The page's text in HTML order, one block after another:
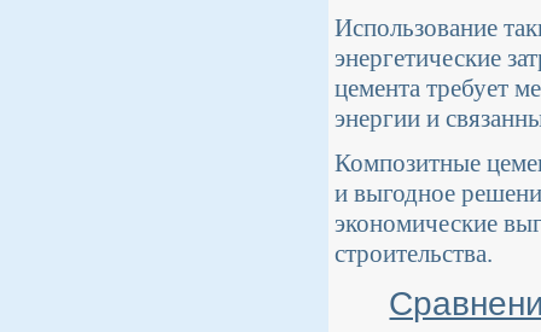
Использование
энергетические
цемента требует
энергии и
Композитные
и выгодное
экономические
строительства.